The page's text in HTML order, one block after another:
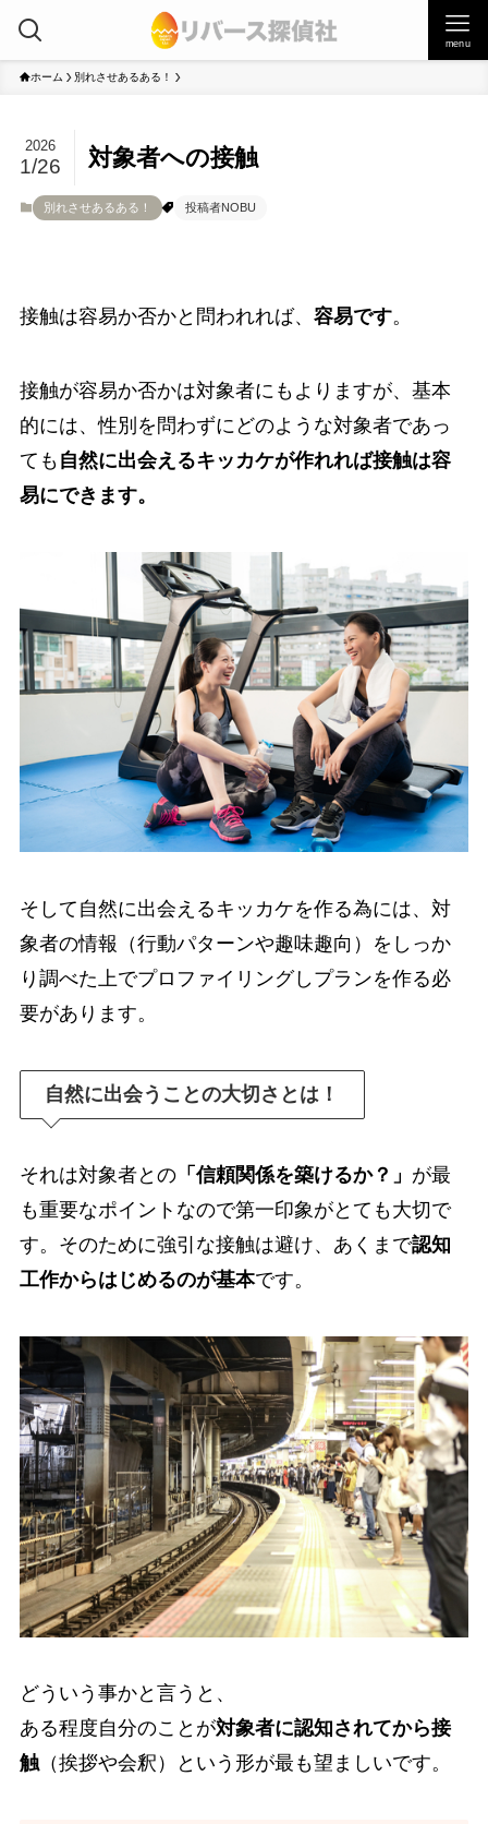
menu
ホーム 別れさせあるある！
対象者への接触
2026
1/26
別れさせあるある！ 投稿者NOBU
接触は容易か否かと問われれば、 容易です。
接触が容易か否かは対象者にもよりますが、基本
的には、性別を問わずにどのような対象者であっ
ても 自然に出会えるキッカケが作れれば接触は容
易にできます。
そして自然に出会えるキッカケを作る為には、対
象者の情報（行動パターンや趣味趣向）をしっか
り調べた上でプロファイリングしプランを作る必
要があります。
自然に出会うことの大切さとは！
それは対象者との「信頼関係を築けるか？」 が最
も重要なポイントなので第一印象がとても大切で
す。そのために強引な接触は避け、あくまで認知
工作からはじめるのが基本です。
どういう事かと言うと、
ある程度自分のことが対象者に認知されてから接
触（挨拶や会釈）という形が最も望ましいです。